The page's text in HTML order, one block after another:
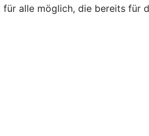
alle möglich, die bereits für